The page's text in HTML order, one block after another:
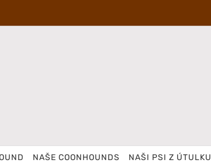
NAŠE COONHOUNDS NAŠI PSI Z ÚTULKU